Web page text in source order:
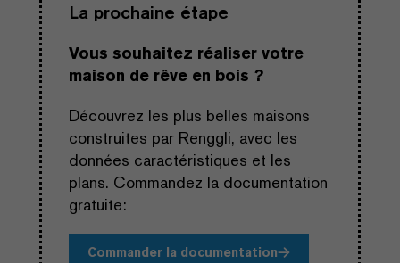
La prochaine étape
Vous souhaitez réaliser votre
maison de rêve en bois ?
Découvrez les plus belles maisons
construites par Renggli, avec les
données caractéristiques et les
plans. Commandez la documentation
gratuite:
Commander la documentation